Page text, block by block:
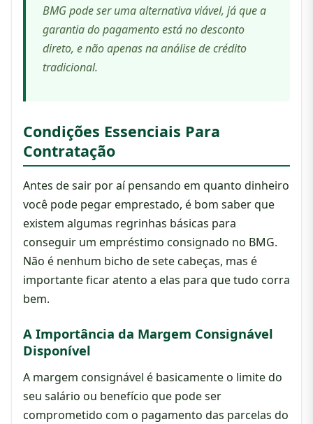
BMG pode ser uma alternativa viável, já que a
garantia do pagamento está no desconto
direto, e não apenas na análise de crédito
tradicional.
Condições Essenciais Para
Contratação
Antes de sair por aí pensando em quanto dinheiro
você pode pegar emprestado, é bom saber que
existem algumas regrinhas básicas para
conseguir um empréstimo consignado no BMG.
Não é nenhum bicho de sete cabeças, mas é
importante ficar atento a elas para que tudo corra
bem.
A Importância da Margem Consignável
Disponível
A margem consignável é basicamente o limite do
seu salário ou benefício que pode ser
comprometido com o pagamento das parcelas do